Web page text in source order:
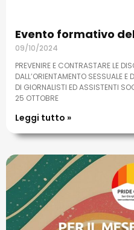
Evento formativo
09/10/2024
PREVENIRE E CONTRASTARE LE
DALL’ORIENTAMENTO SESSUALE E
DI GIORNALISTI ED ASSISTENTI
25 OTTOBRE
Leggi tutto »